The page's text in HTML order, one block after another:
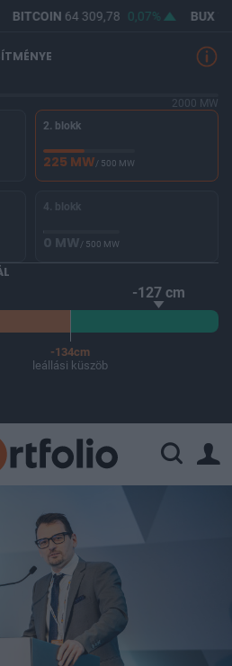
64 309,78 0,07% BUX 147
2000 MW
2. blokk
225 MW/ 500 MW
4. blokk
0 MW/ 500 MW
-127 cm
-134cm
leállási küszöb